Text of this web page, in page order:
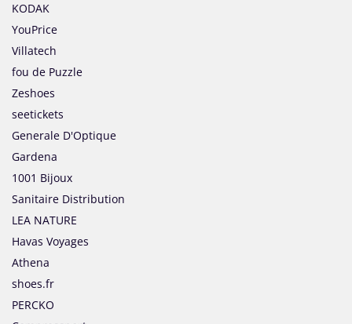
KODAK
YouPrice
Villatech
fou de Puzzle
Zeshoes
seetickets
Generale D'Optique
Gardena
1001 Bijoux
Sanitaire Distribution
LEA NATURE
Havas Voyages
Athena
shoes.fr
PERCKO